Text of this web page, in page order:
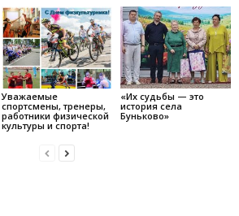
Уважаемые
спортсмены, тренеры,
работники физической
культуры и спорта!
«Их судьбы — это
история села
Буньково»